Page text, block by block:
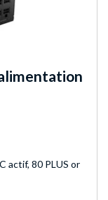
actif, 80 PLUS or